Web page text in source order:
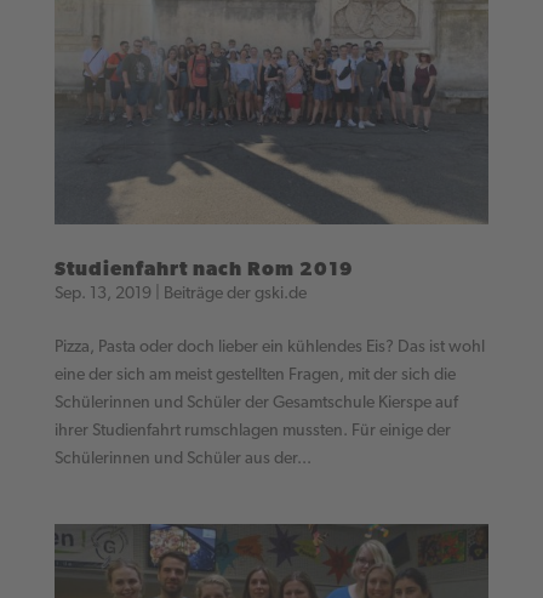
Studienfahrt nach Rom 2019
Sep. 13, 2019 Beiträge der gski.de
Pizza, Pasta oder doch lieber ein kühlendes Eis? Das ist wohl
eine der sich am meist gestellten Fragen, mit der sich die
Schülerinnen und Schüler der Gesamtschule Kierspe auf
ihrer Studienfahrt rumschlagen mussten. Für einige der
Schülerinnen und Schüler aus der...